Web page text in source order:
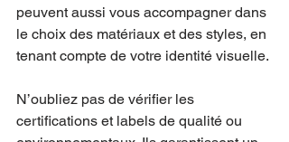
peuvent aussi vous accompagner dans
le choix des matériaux et des styles, en
tenant compte de votre identité visuelle.
N’oubliez pas de vérifier les
certifications et labels de qualité ou